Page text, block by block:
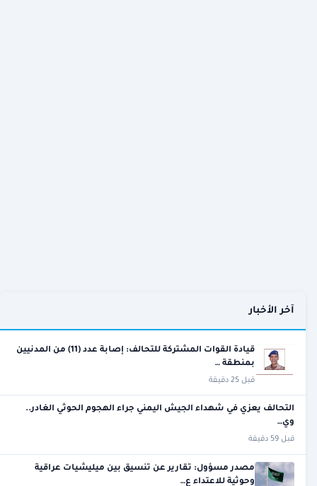
آخر الأخبار
قيادة القوات المشتركة للتحالف: إصابة عدد (11) من المدنيين
بمنطقة …
قبل 25 دقيقة
التحالف يعزي في شهداء الجيش اليمني جراء الهجوم الحوثي الغادر..
وي…
قبل 59 دقيقة
مصدر مسؤول: تقارير عن تنسيق بين ميليشيات عراقية
وحوثية للاعتداء ع…